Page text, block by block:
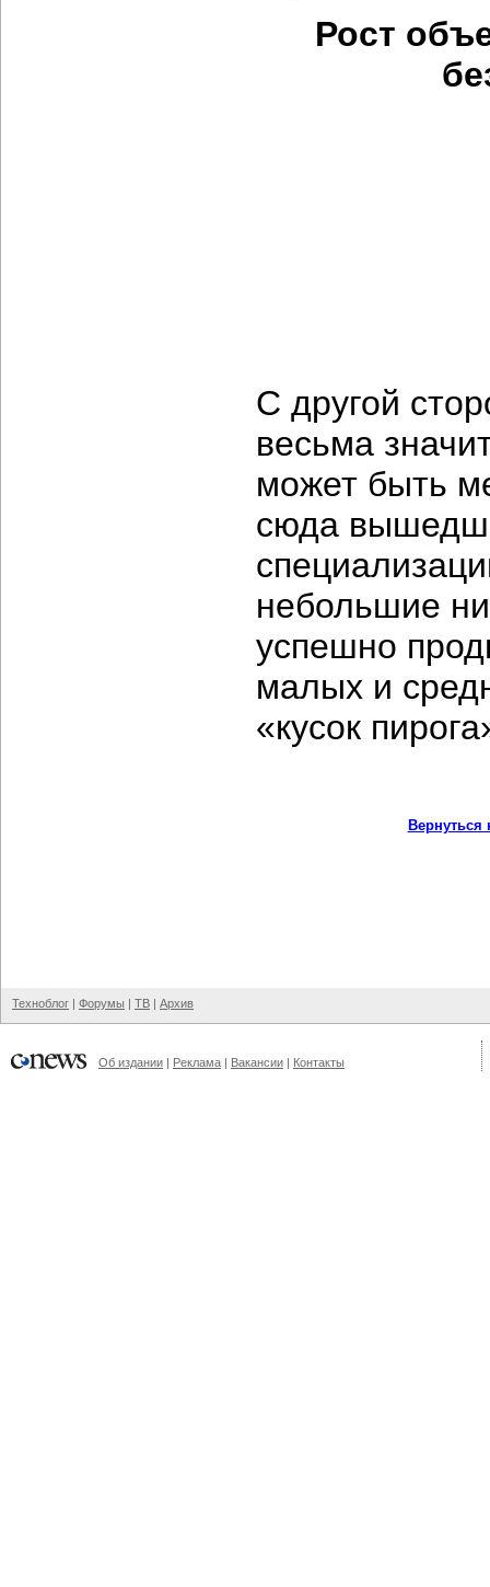
Рост
С другой
весьма
может быть
сюда
небольшие
успешно
малых и
«кусок
Вернуться
Техноблог | Форумы | ТВ | Архив
Об издании | Реклама | Вакансии | Контакты